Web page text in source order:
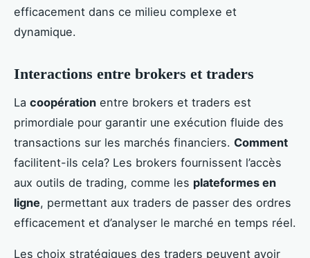
efficacement dans ce milieu complexe et
dynamique.
Interactions entre brokers et traders
La coopération entre brokers et traders est
primordiale pour garantir une exécution fluide des
transactions sur les marchés financiers. Comment
facilitent-ils cela? Les brokers fournissent l’accès
aux outils de trading, comme les plateformes en
ligne, permettant aux traders de passer des ordres
efficacement et d’analyser le marché en temps réel.
Les choix stratégiques des traders peuvent avoir